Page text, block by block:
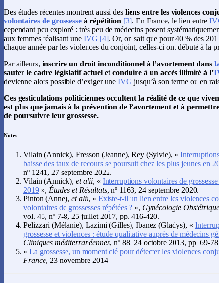
Des études récentes montrent aussi des liens entre les violences
volontaires de grossesse à répétition [3]. En France, le lien entre
cependant peu exploré : très peu de médecins posent
aux femmes réalisant une IVG [4]. Or, on sait que pour 40 % des
chaque année par les violences du conjoint, celles-ci ont débuté à la
Par ailleurs, inscrire un droit inconditionnel à l’avortement dans
sauter le cadre législatif actuel et conduire à un accès illimité à l’
devienne alors possible d’exiger une IVG jusqu’à son terme ou en
Ces gesticulations politiciennes occultent la réalité de ce que
est plus que jamais à la prévention de l’avortement et à
de poursuivre leur grossesse.
Notes
Vilain (Annick), Fresson (Jeanne), Rey (Sylvie), «
baisse des taux de recours se poursuit chez les plus jeunes en
nº 1241, 27 septembre 2022.
Vilain (Annick), et alii, « Interruptions volontaires de
2019 », Études et Résultats, nº 1163, 24 septembre 2020.
Pinton (Anne), et alii, « Existe-t-il un lien entre les violences
volontaires de grossesses répétées ? », Gynécologie
vol. 45, nº 7-8, 25 juillet 2017, pp. 416-420.
Pelizzari (Mélanie), Lazimi (Gilles), Ibanez (Gladys), «
grossesse et violences : étude qualitative auprès de médecins
Cliniques méditerranéennes, nº 88, 24 octobre 2013, pp. 69-
« La grossesse, un moment clé pour détecter les violences
France, 23 novembre 2014.